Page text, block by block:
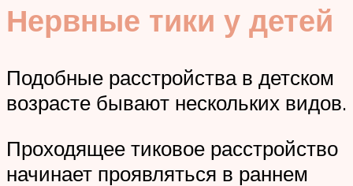
Нервные тики у детей
Подобные расстройства в детском
возрасте бывают нескольких видов.
Проходящее тиковое расстройство
начинает проявляться в раннем